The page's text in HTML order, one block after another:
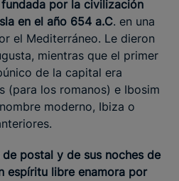
por la civilización
en el año 654 a.C. en una
el Mediterráneo. Le dieron
mientras que el primer
de la capital era
(para los romanos) e Ibosim
moderno, Ibiza o
postal y de sus noches de
espíritu libre enamora por